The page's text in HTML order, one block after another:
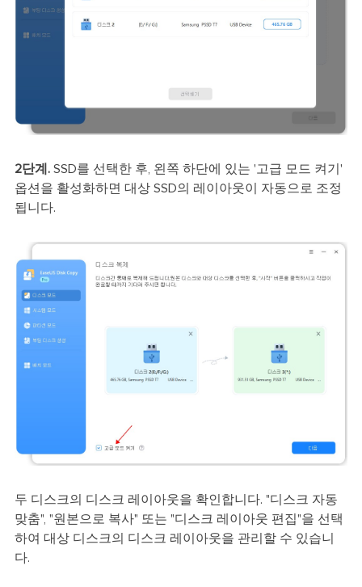
2단계. SSD를 선택한 후, 왼쪽 하단에 있는 '고급 모드 켜기'
옵션을 활성화하면 대상 SSD의 레이아웃이 자동으로 조정
됩니다.
두 디스크의 디스크 레이아웃을 확인합니다. "디스크 자동
맞춤", "원본으로 복사" 또는 "디스크 레이아웃 편집"을 선택
하여 대상 디스크의 디스크 레이아웃을 관리할 수 있습니
다.